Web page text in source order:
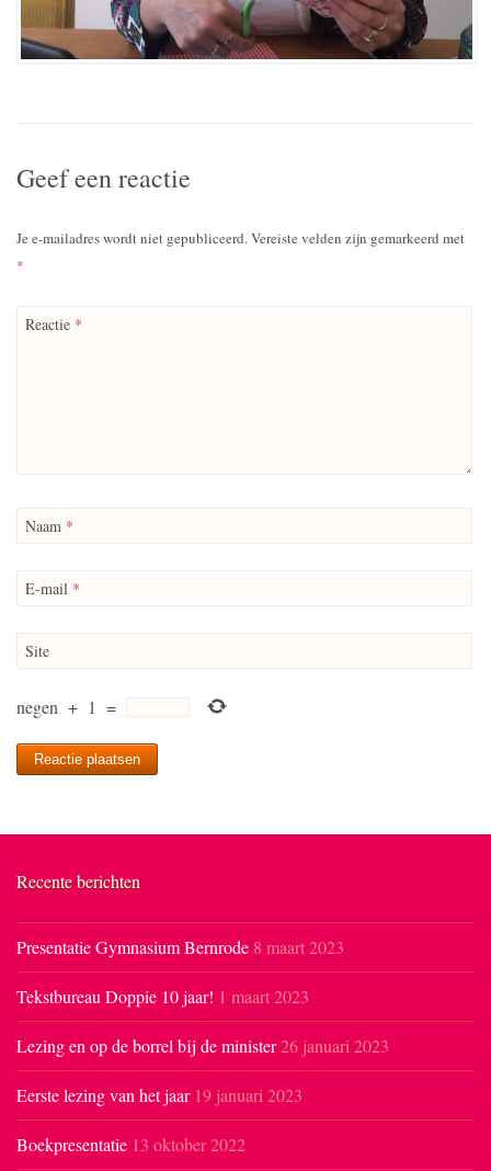
Geef een reactie
Je e-mailadres wordt niet gepubliceerd.Vereiste velden zijn gemarkeerd met
*
Reactie *
Naam *
E-mail *
Site
negen + 1 =
Recente berichten
Presentatie Gymnasium Bernrode 8 maart 2023
Tekstbureau Doppie 10 jaar! 1 maart 2023
Lezing en op de borrel bij de minister26 januari 2023
Eerste lezing van het jaar 19 januari 2023
Boekpresentatie 13 oktober 2022